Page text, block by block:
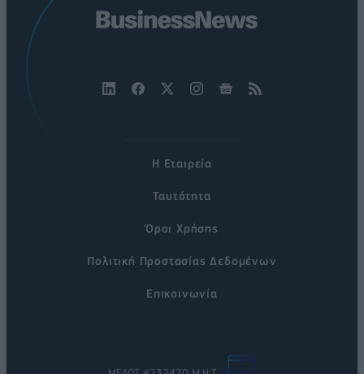
Η Εταιρεία
Ταυτότητα
Όροι Χρήσης
Πολιτική Προστασίας Δεδομένων
Επικοινωνία